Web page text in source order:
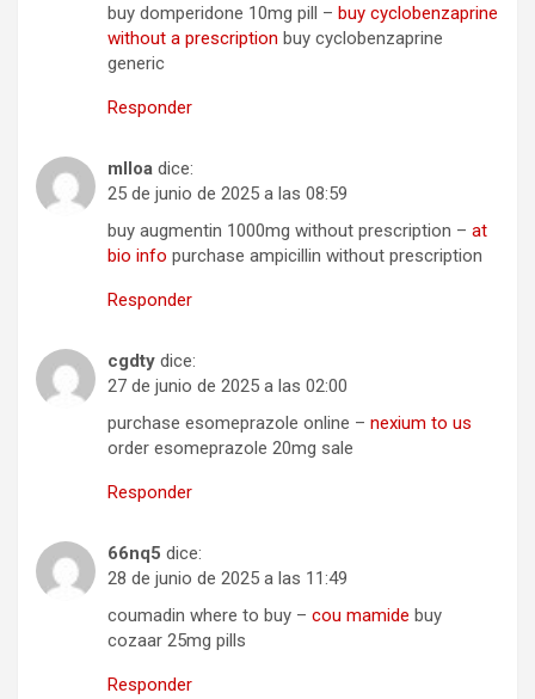
buy domperidone 10mg pill – buy cyclobenzaprine
without a prescription buy cyclobenzaprine
generic
Responder
mlloa dice:
25 de junio de 2025 a las 08:59
buy augmentin 1000mg without prescription – at
bio info purchase ampicillin without prescription
Responder
cgdty dice:
27 de junio de 2025 a las 02:00
purchase esomeprazole online – nexium to us
order esomeprazole 20mg sale
Responder
66nq5 dice:
28 de junio de 2025 a las 11:49
coumadin where to buy – cou mamide buy
cozaar 25mg pills
Responder